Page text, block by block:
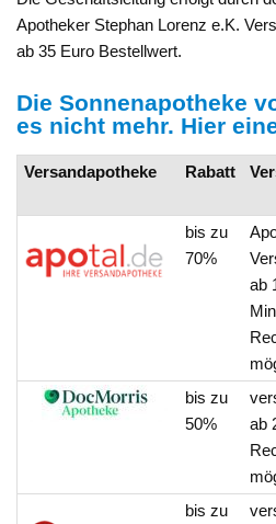
Apotheker Stephan Lorenz e.K.
ab 35 Euro Bestellwert.
Die Sonnenapotheke
es nicht mehr. Hier
Versandapotheke Rabatt
bis zu
70%
ab
bis zu
50%
ab
bis zu